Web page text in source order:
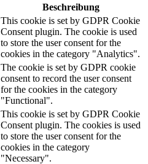
Beschreibung
This cookie is set by GDPR Cookie
Consent plugin. The cookie is used
to store the user consent for the
cookies in the category "Analytics".
The cookie is set by GDPR cookie
consent to record the user consent
for the cookies in the category
"Functional".
This cookie is set by GDPR Cookie
Consent plugin. The cookies is used
to store the user consent for the
cookies in the category
"Necessary".